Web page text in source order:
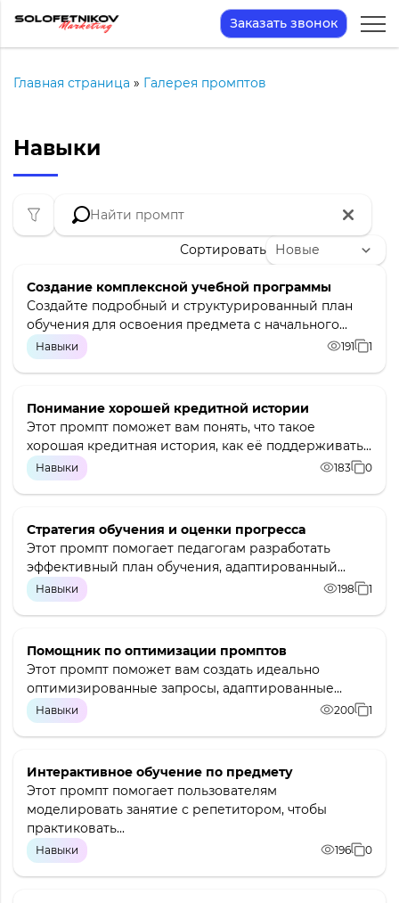
Заказать звонок
Главная страница » Галерея промптов
Навыки
Сортировать
Создание комплексной учебной программы
Создайте подробный и структурированный план
обучения для освоения предмета с начального...
Навыки 191 1
Понимание хорошей кредитной истории
Этот промпт поможет вам понять, что такое
хорошая кредитная история, как её поддерживать...
Навыки 183 0
Стратегия обучения и оценки прогресса
Этот промпт помогает педагогам разработать
эффективный план обучения, адаптированный...
Навыки 198 1
Помощник по оптимизации промптов
Этот промпт поможет вам создать идеально
оптимизированные запросы, адаптированные...
Навыки 200 1
Интерактивное обучение по предмету
Этот промпт помогает пользователям
моделировать занятие с репетитором, чтобы
практиковать...
Навыки 196 0